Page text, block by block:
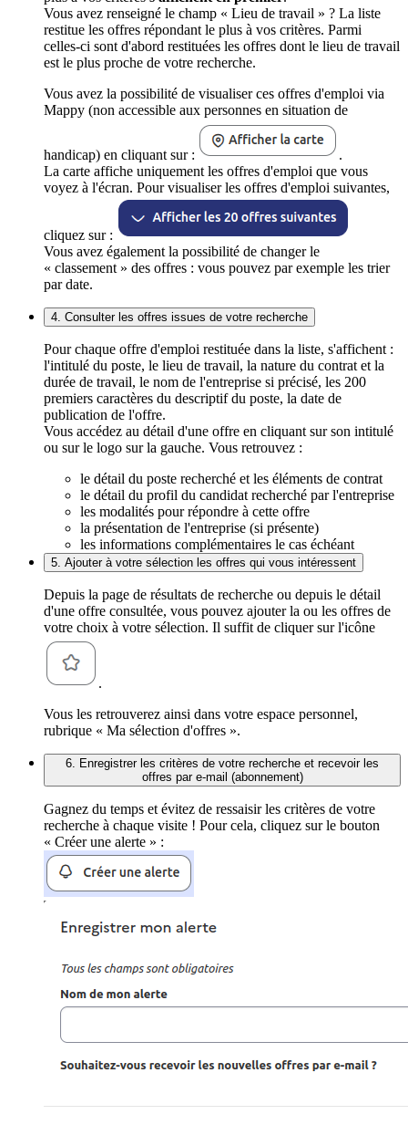
Vous avez renseigné le champ « Lieu de travail » ? La liste
restitue les offres répondant le plus à vos critères. Parmi
celles-ci sont d'abord restituées les offres dont le lieu de travail
est le plus proche de votre recherche.
Vous avez la possibilité de visualiser ces offres d'emploi via
Mappy (non accessible aux personnes en situation de
handicap) en cliquant sur :
.
La carte affiche uniquement les offres d'emploi que vous
voyez à l'écran. Pour visualiser les offres d'emploi suivantes,
cliquez sur :
Vous avez également la possibilité de changer le
« classement » des offres : vous pouvez par exemple les trier
par date.
4. Consulter les offres issues de votre recherche
Pour chaque offre d'emploi restituée dans la liste, s'affichent :
l'intitulé du poste, le lieu de travail, la nature du contrat et la
durée de travail, le nom de l'entreprise si précisé, les 200
premiers caractères du descriptif du poste, la date de
publication de l'offre.
Vous accédez au détail d'une offre en cliquant sur son intitulé
ou sur le logo sur la gauche. Vous retrouvez :
le détail du poste recherché et les éléments de contrat
le détail du profil du candidat recherché par l'entreprise
les modalités pour répondre à cette offre
la présentation de l'entreprise (si présente)
les informations complémentaires le cas échéant
5. Ajouter à votre sélection les offres qui vous intéressent
Depuis la page de résultats de recherche ou depuis le détail
d'une offre consultée, vous pouvez ajouter la ou les offres de
votre choix à votre sélection. Il suffit de cliquer sur l'icône
.
Vous les retrouverez ainsi dans votre espace personnel,
rubrique « Ma sélection d'offres ».
6. Enregistrer les critères de votre recherche et recevoir les
offres par e-mail (abonnement)
Gagnez du temps et évitez de ressaisir les critères de votre
recherche à chaque visite ! Pour cela, cliquez sur le bouton
« Créer une alerte » :